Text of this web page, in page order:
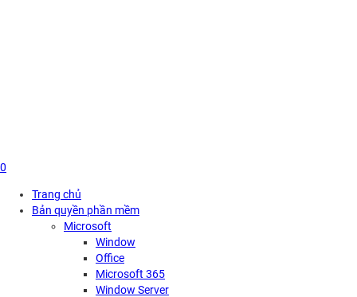
0
Trang chủ
Bản quyền phần mềm
Microsoft
Window
Office
Microsoft 365
Window Server